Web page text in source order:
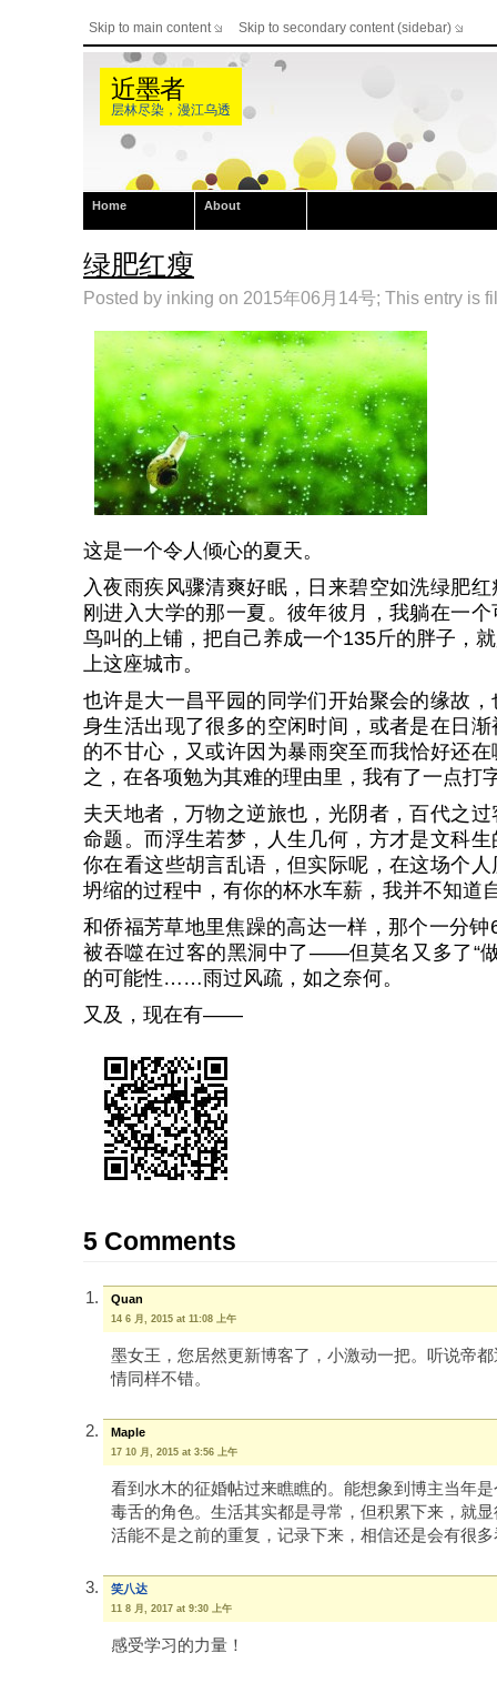
Skip to main content Skip to secondary content (sidebar)
近墨者
层林尽染，漫江乌透
Home About
绿肥红瘦
Posted by inking on 2015年06月14号; This entry is
这是一个令人倾心的夏天。
入夜雨疾风骤清爽好眠，日来碧空如洗绿肥
刚进入大学的那一夏。彼年彼月，我躺在一
鸟叫的上铺，把自己养成一个135斤的胖子，
上这座城市。
也许是大一昌平园的同学们开始聚会的缘故
身生活出现了很多的空闲时间，或者是在日
的不甘心，又或许因为暴雨突至而我恰好还
之，在各项勉为其难的理由里，我有了一点打
夫天地者，万物之逆旅也，光阴者，百代之
命题。而浮生若梦，人生几何，方才是文科
你在看这些胡言乱语，但实际呢，在这场个
坍缩的过程中，有你的杯水车薪，我并不知道
和侨福芳草地里焦躁的高达一样，那个一分
被吞噬在过客的黑洞中了——但莫名又多了“
的可能性……雨过风疏，如之奈何。
又及，现在有——
5 Comments
Quan
14 6 月, 2015 at 11:08 上午
墨女王，您居然更新博客了，小激动一把。听说帝
情同样不错。
Maple
17 10 月, 2015 at 3:56 上午
看到水木的征婚帖过来瞧瞧的。能想象到博主当年
毒舌的角色。生活其实都是寻常，但积累下来，就
活能不是之前的重复，记录下来，相信还是会有很
笑八达
11 8 月, 2017 at 9:30 上午
感受学习的力量！